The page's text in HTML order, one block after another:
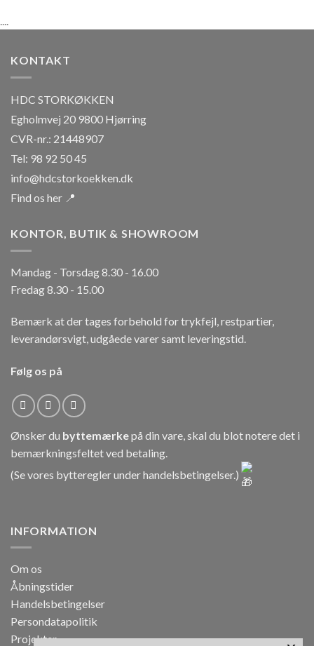
....
KONTAKT
HDC STORKØKKEN
Egholmvej 20 9800 Hjørring
CVR-nr.: 21448907
Tel: 98 92 50 45
info@hdcstorkoekken.dk
Find os her 📍
KONTOR, BUTIK & SHOWROOM
Mandag - Torsdag 8.30 - 16.00
Fredag 8.30 - 15.00
Bemærk at der tages forbehold for trykfejl, restpartier,
leverandørsvigt, udgåede varer samt leveringstid.
Følg os på
Ønsker du byttemærkepå din vare, skal du blot notere det i
bemærkningsfeltet ved betaling.
(Se vores bytteregler underhandelsbetingelser.)
INFORMATION
Om os
Åbningstider
Handelsbetingelser
Persondatapolitik
Projekter